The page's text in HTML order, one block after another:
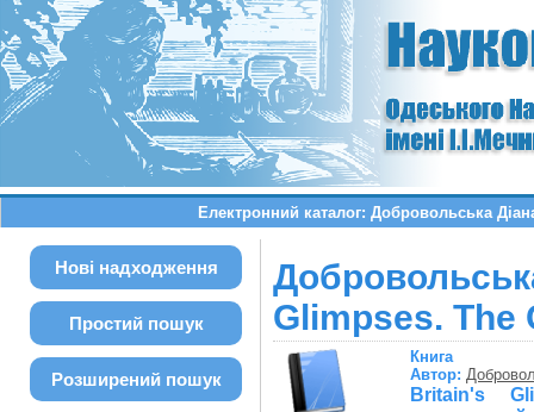
Електронний каталог: Добровольська
Нові надходження
Простий пошук
Розширений пошук
Glimpses.
Книга
Автор:
Britain's